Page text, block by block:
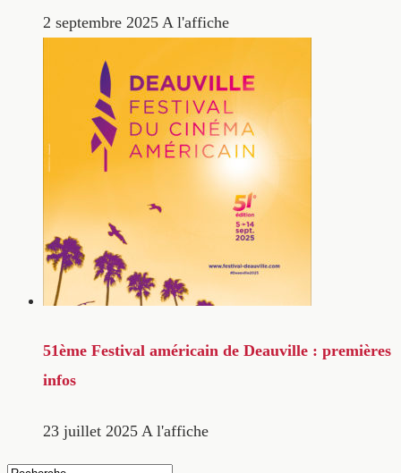
2 septembre 2025 A l'affiche
51ème Festival américain de Deauville : premières
infos
23 juillet 2025 A l'affiche